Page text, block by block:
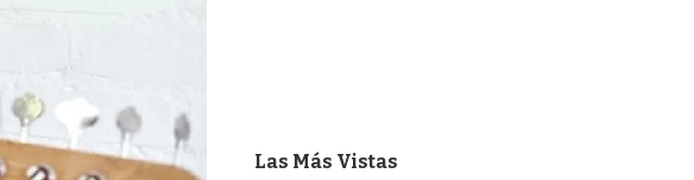
Las Más Vistas